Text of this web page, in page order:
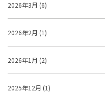
2026年3月 (6)
2026年2月 (1)
2026年1月 (2)
2025年12月 (1)